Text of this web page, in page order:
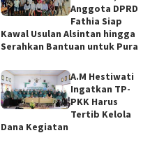
Anggota DPRD
Fathia Siap
Kawal Usulan Alsintan hingga
Serahkan Bantuan untuk Pura
A.M Hestiwati
Ingatkan TP-
PKK Harus
Tertib Kelola
Dana Kegiatan